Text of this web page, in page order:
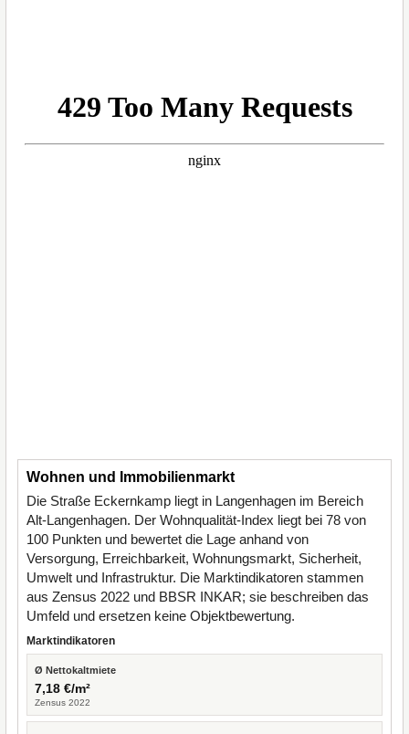
Wohnen und Immobilienmarkt
Die Straße Eckernkamp liegt in Langenhagen im Bereich
Alt-Langenhagen. Der Wohnqualität-Index liegt bei 78 von
100 Punkten und bewertet die Lage anhand von
Versorgung, Erreichbarkeit, Wohnungsmarkt, Sicherheit,
Umwelt und Infrastruktur. Die Marktindikatoren stammen
aus Zensus 2022 und BBSR INKAR; sie beschreiben das
Umfeld und ersetzen keine Objektbewertung.
Marktindikatoren
Ø Nettokaltmiete
7,18 €/m²
Zensus 2022